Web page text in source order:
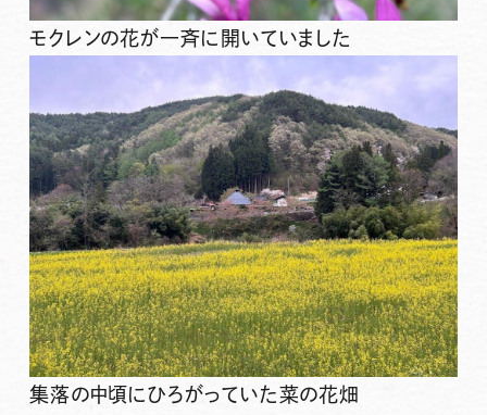
モクレンの花が一斉に開いていました
集落の中頃にひろがっていた菜の花畑